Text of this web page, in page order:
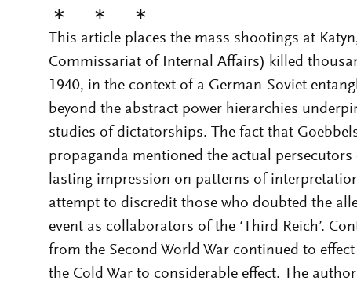
∗ ∗ ∗
This article places the mass shootings at
Commissariat of Internal Affairs) killed
1940, in the context of a German-Soviet
beyond the abstract power hierarchies
studies of dictatorships. The fact that
propaganda mentioned the actual
lasting impression on patterns of
attempt to discredit those who doubted the
event as collaborators of the ‘Third Reich’.
from the Second World War continued to
the Cold War to considerable effect. The